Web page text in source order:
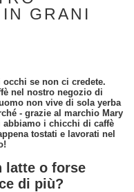
GRANI
se non ci credete.
nel nostro negozio di
non vive di sola yerba
- grazie al marchio Mary
abbiamo i chicchi di caffè
tostati e lavorati nel
latte o forse
di più?